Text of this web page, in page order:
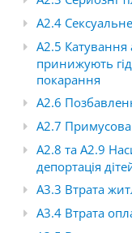
A2.4
A2.5 Катування
принижують
покарання
A2.6
A2.7
A2.8 та A2.9
депортація
A3.3 Втрата
A3.4 Втрата